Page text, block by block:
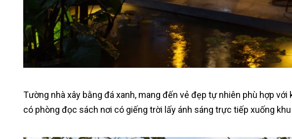
Tường nhà xây bằng đá xanh, mang đến vẻ đẹp tự nhiên phù hợp
có phòng đọc sách nơi có giếng trời lấy ánh sáng trực tiếp xuống